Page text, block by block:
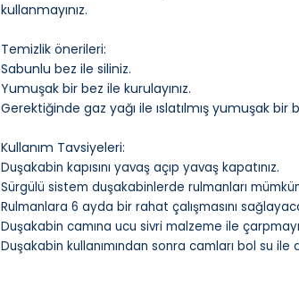
kullanmayınız.
Temizlik önerileri:
Sabunlu bez ile siliniz.
Yumuşak bir bez ile kurulayınız.
Gerektiğinde gaz yağı ile ıslatılmış yumuşak bir
Kullanım Tavsiyeleri:
Duşakabin kapısını yavaş açıp yavaş kapatınız.
Sürgülü sistem duşakabinlerde rulmanları
Rulmanlara 6 ayda bir rahat çalışmasını
Duşakabin camına ucu sivri malzeme ile
Duşakabin kullanımından sonra camları bol su ile